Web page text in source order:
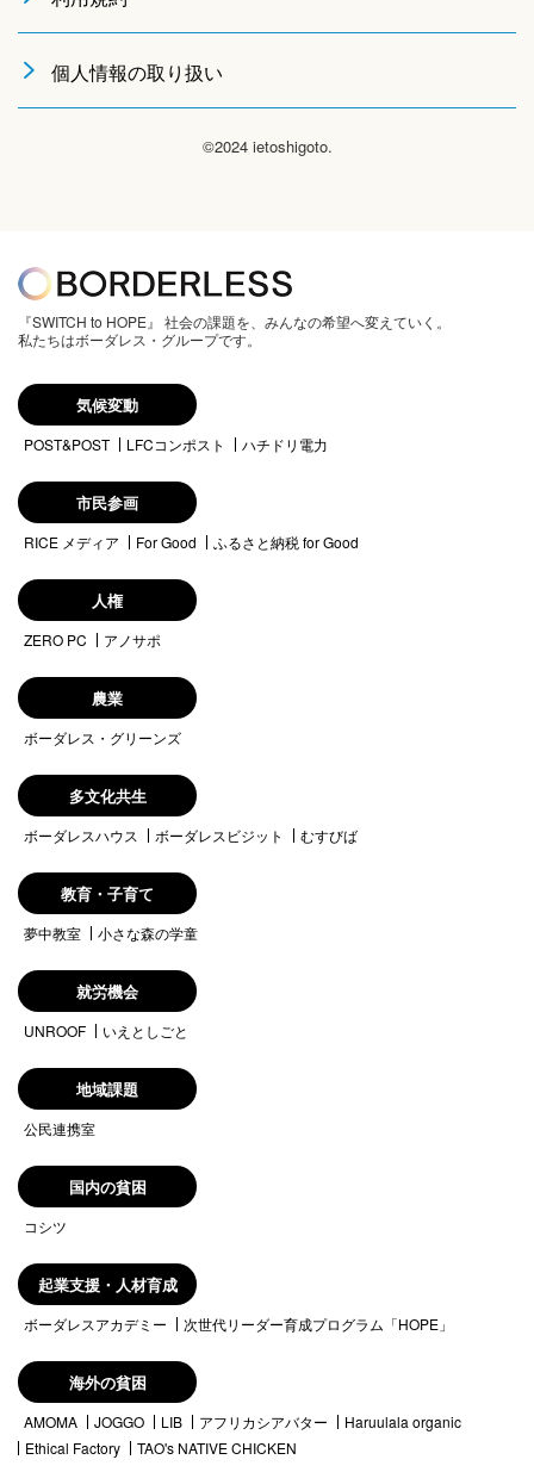
個人情報の取り扱い
©2024 ietoshigoto.
『SWITCH to HOPE』 社会の課題を、みんなの希望へ変えていく。
私たちはボーダレス・グループです。
気候変動
POST&POST LFCコンポスト ハチドリ電力
市民参画
RICE メディア For Good ふるさと納税 for Good
人権
ZERO PC アノサポ
農業
ボーダレス・グリーンズ
多文化共生
ボーダレスハウス ボーダレスビジット むすびば
教育・子育て
夢中教室 小さな森の学童
就労機会
UNROOF いえとしごと
地域課題
公民連携室
国内の貧困
コシツ
起業支援・人材育成
ボーダレスアカデミー 次世代リーダー育成プログラム「HOPE」
海外の貧困
AMOMA JOGGO LIB アフリカシアバター
Haruulala organic
Ethical Factory
TAO's NATIVE CHICKEN